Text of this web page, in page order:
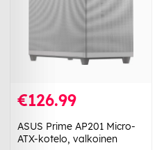
€126.99
ASUS Prime AP201 Micro-
ATX-kotelo, valkoinen